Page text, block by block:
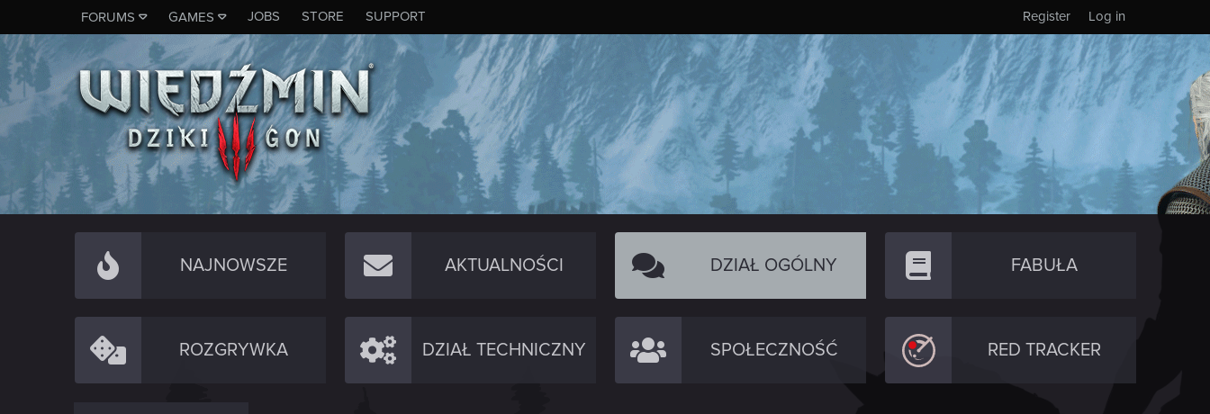
FORUMS GAMES JOBS STORE SUPPORT Log in
Register
NAJNOWSZE AKTUALNOŚCI DZIAŁ OGÓLNY FABUŁA
ROZGRYWKA DZIAŁ TECHNICZNY SPOŁECZNOŚĆ RED TRACKER